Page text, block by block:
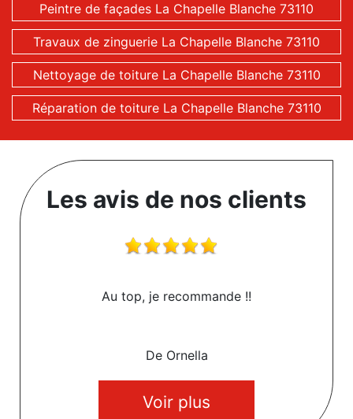
Peintre de façades La Chapelle Blanche 73110
Travaux de zinguerie La Chapelle Blanche 73110
Nettoyage de toiture La Chapelle Blanche 73110
Réparation de toiture La Chapelle Blanche 73110
Les avis de nos clients
Au top, je recommande !!
De Ornella
Voir plus